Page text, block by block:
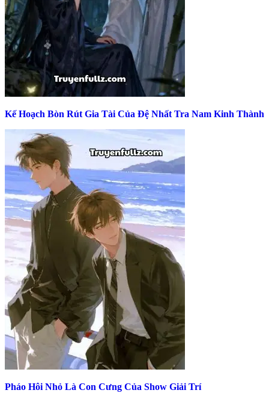
Kế Hoạch Bòn Rút Gia Tài Của Đệ Nhất Tra Nam Kinh Thành
Pháo Hôi Nhỏ Là Con Cưng Của Show Giải Trí